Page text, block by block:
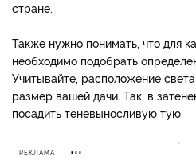
стране.
Также нужно понимать, что для
необходимо подобрать
Учитывайте, расположение
размер вашей дачи. Так, в
посадить теневыносливую тую.
РЕКЛАМА